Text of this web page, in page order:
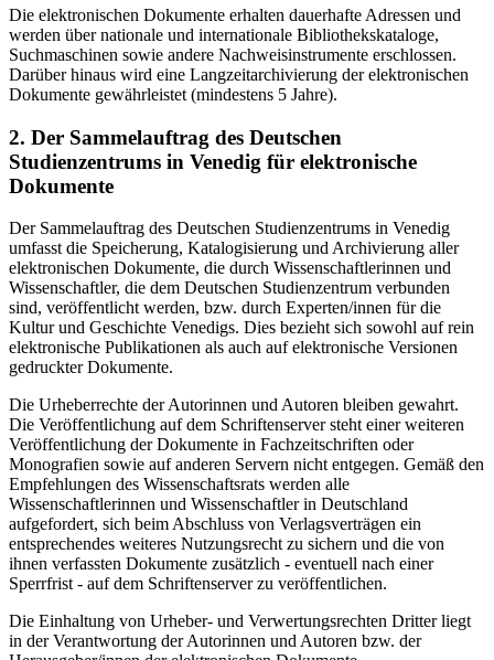
Die elektronischen Dokumente erhalten dauerhafte Adressen und
werden über nationale und internationale Bibliothekskataloge,
Suchmaschinen sowie andere Nachweisinstrumente erschlossen.
Darüber hinaus wird eine Langzeitarchivierung der elektronischen
Dokumente gewährleistet (mindestens 5 Jahre).
2. Der Sammelauftrag des Deutschen
Studienzentrums in Venedig für elektronische
Dokumente
Der Sammelauftrag des Deutschen Studienzentrums in Venedig
umfasst die Speicherung, Katalogisierung und Archivierung aller
elektronischen Dokumente, die durch Wissenschaftlerinnen und
Wissenschaftler, die dem Deutschen Studienzentrum verbunden
sind, veröffentlicht werden, bzw. durch Experten/innen für die
Kultur und Geschichte Venedigs. Dies bezieht sich sowohl auf rein
elektronische Publikationen als auch auf elektronische Versionen
gedruckter Dokumente.
Die Urheberrechte der Autorinnen und Autoren bleiben gewahrt.
Die Veröffentlichung auf dem Schriftenserver steht einer weiteren
Veröffentlichung der Dokumente in Fachzeitschriften oder
Monografien sowie auf anderen Servern nicht entgegen. Gemäß den
Empfehlungen des Wissenschaftsrats werden alle
Wissenschaftlerinnen und Wissenschaftler in Deutschland
aufgefordert, sich beim Abschluss von Verlagsverträgen ein
entsprechendes weiteres Nutzungsrecht zu sichern und die von
ihnen verfassten Dokumente zusätzlich - eventuell nach einer
Sperrfrist - auf dem Schriftenserver zu veröffentlichen.
Die Einhaltung von Urheber- und Verwertungsrechten Dritter liegt
in der Verantwortung der Autorinnen und Autoren bzw. der